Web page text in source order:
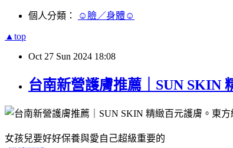
個人分類： ☺臉／身體☺
▲top
Oct 27 Sun 2024 18:08
台南新營護膚推薦｜SUN SKIN
女孩兒要好好保養與愛自己超級重要的